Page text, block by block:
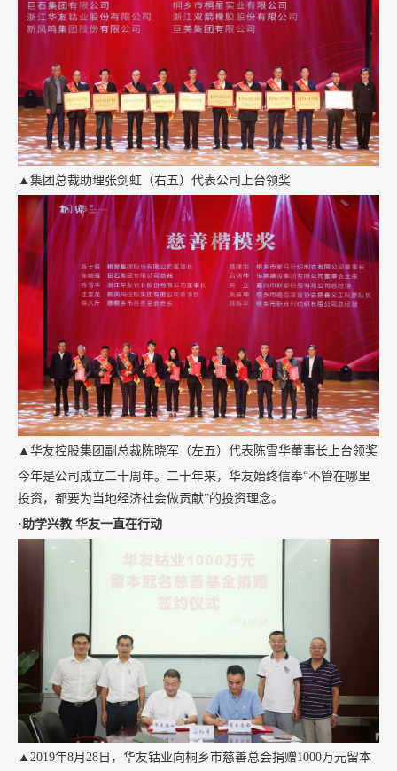
▲集团总裁助理张剑虹（右五）代表公司上台领奖
▲华友控股集团副总裁陈晓军（左五）代表陈雪华董事长上台领奖
今年是公司成立二十周年。二十年来，华友始终信奉“不管在哪里
投资，都要为当地经济社会做贡献”的投资理念。
·助学兴教 华友一直在行动
▲2019年8月28日，华友钴业向桐乡市慈善总会捐赠1000万元留本